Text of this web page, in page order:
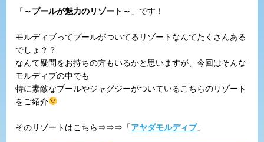
「 ～プールが魅力のリゾート～ 」です！
モルディブってプールがついてるリゾートなんてたくさんある
でしょ？？
なんて疑問をお持ちの方もいるかと思いますが、今回はそんな
モルディブの中でも
特に素敵なプールやジャグジーがついているこちらのリゾート
をご紹介
そのリゾートはこちら⇒⇒⇒「 アヤダモルディブ 」